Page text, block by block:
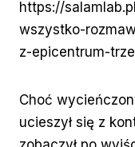
https://
wszystko-
z-epicentrum-
Choć
ucieszył się z